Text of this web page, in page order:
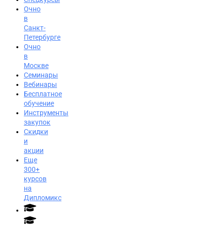
Вход на портал
8 (800) 200-24-26
Очно
в
Санкт-
Петербурге
Очно
в
Москве
Семинары
Вебинары
Бесплатное
обучение
Инструменты
закупок
Скидки
и
акции
Еще
300+
курсов
на
Дипломикс